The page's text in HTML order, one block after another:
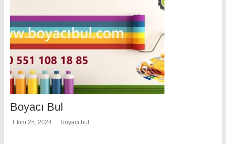
Boyacı Bul
Ekim 25, 2024 boyacı bul